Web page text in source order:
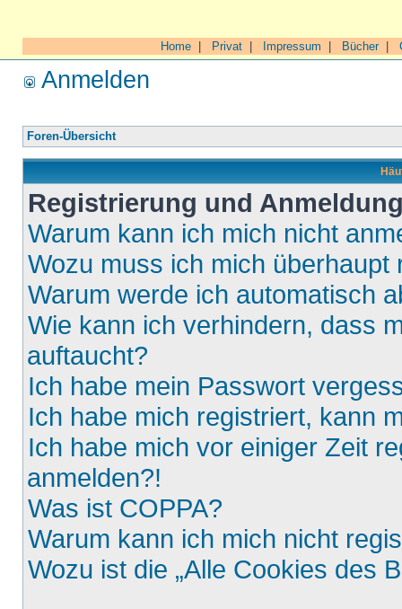
Home Privat Impressum Bücher|
Anmelden
Foren-Übersicht
Registrierung und
Warum kann ich mich nicht
Wozu muss ich mich überhaupt
Warum werde ich automatisch
Wie kann ich verhindern, dass
auftaucht?
Ich habe mein Passwort
Ich habe mich registriert, kann
Ich habe mich vor einiger Zeit
anmelden?!
Was ist COPPA?
Warum kann ich mich nicht
Wozu ist die „Alle Cookies des